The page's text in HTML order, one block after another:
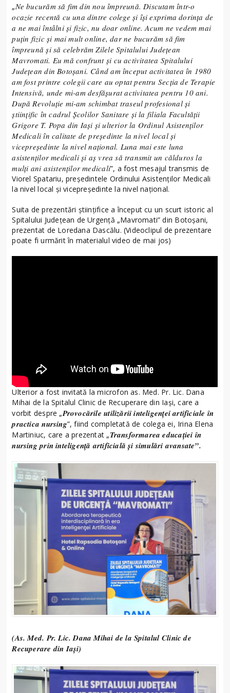
„Ne bucurăm să fim din nou împreună. Discutam într-o
ocazie recentă cu una dintre colege și își exprima dorința de
a ne mai întâlni și fizic, nu doar online. Acum ne vedem mai
puțin fizic și mai mult online, dar ne bucurăm să fim
împreună și să celebrăm Zilele Spitalului Județean
Mavromati. Eu mă confrunt și cu activitatea Spitalului
Județean din Botoșani. Când am început activitatea în 1980
am fost printre colegii care au optat pentru Secția de Terapie
Intensivă, unde mi-am desfășurat activitatea pentru 10 ani.
După Revoluție mi-am schimbat traseul profesional și
științific în cadrul Școlilor Sanitare și la filiala Facultății
Grigore T. Popa din Iași și ulterior la Ordinul Asistenților
Medicali în calitate de președinte la nivel local și
vicepreședinte la nivel național. Luna mai este luna
asistenților medicali și aș vrea să transmit un călduros la
mulți ani asistenților medicali”, a fost mesajul transmis de
Viorel Spatariu, președintele Ordinului Asistenților Medicali
la nivel local și vicepreședinte la nivel național.
Suita de prezentări științifice a început cu un scurt istoric al
Spitalului Județean de Urgență „Mavromati” din Botoșani,
prezentat de Loredana Dascălu. (Videoclipul de prezentare
poate fi urmărit în materialul video de mai jos)
Ulterior a fost invitată la microfon as. Med. Pr. Lic. Dana
Mihai de la Spitalul Clinic de Recuperare din Iași, care a
vorbit despre „Provocările utilizării inteligenței artificiale în
practica nursing”, fiind completată de colega ei, Irina Elena
Martiniuc, care a prezentat „Transformarea educației în
nursing prin inteligență artificială și simulări avansate”.
(As. Med. Pr. Lic. Dana Mihai de la Spitalul Clinic de
Recuperare din Iași)